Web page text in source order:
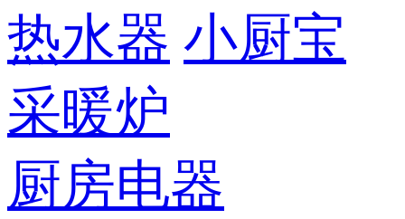
热水器 小厨宝
采暖炉
厨房电器